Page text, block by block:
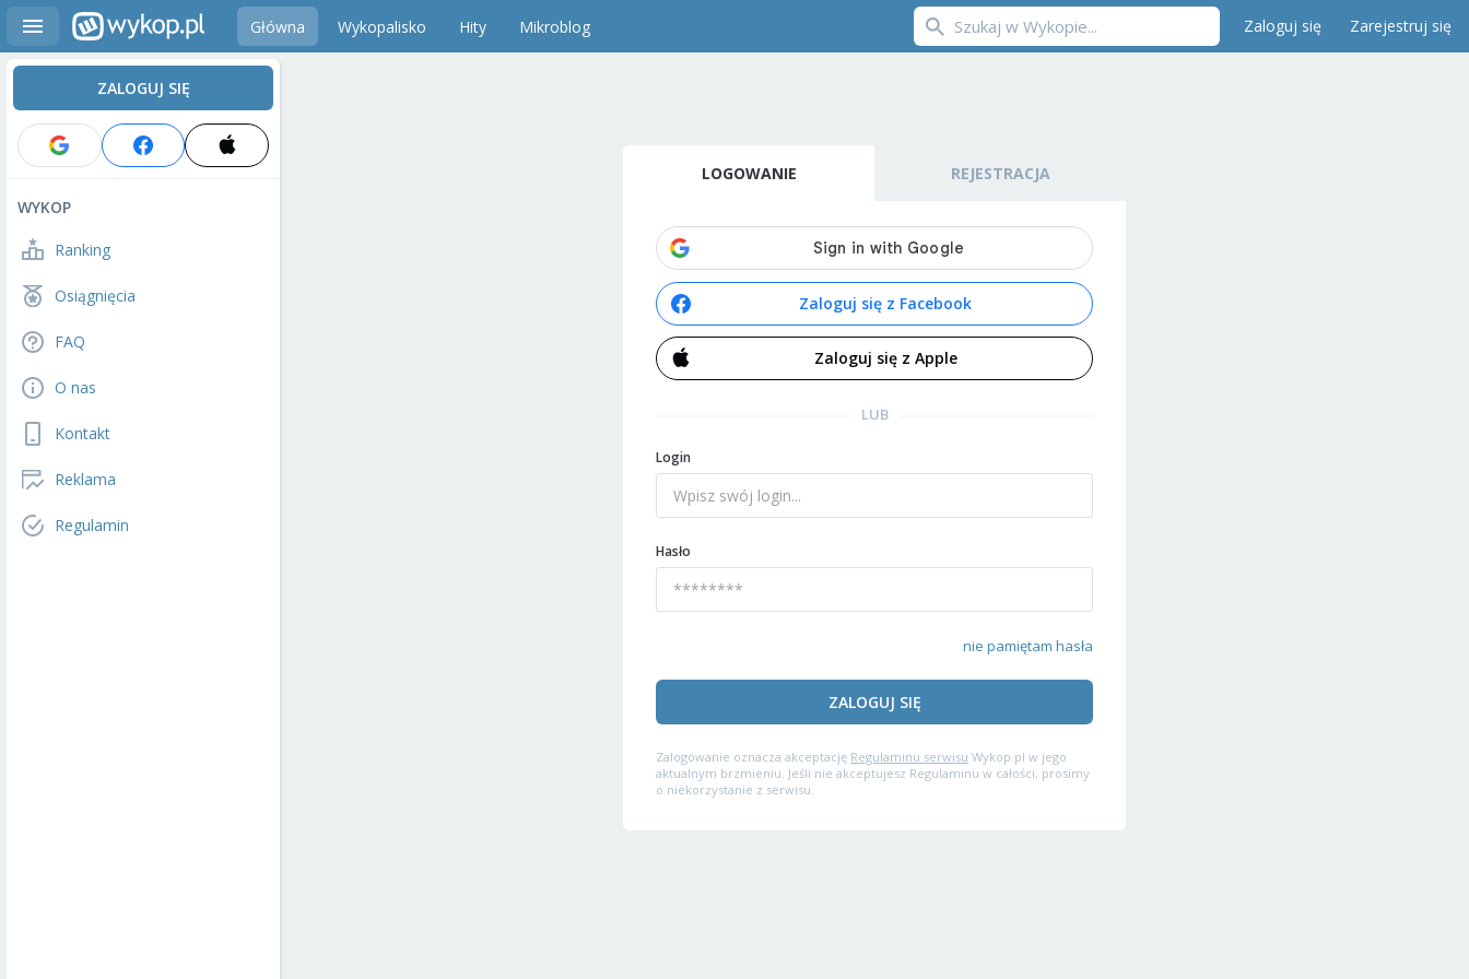
Główna Wykopalisko Hity Mikroblog Zaloguj się Zarejestruj się
ZALOGUJ SIĘ
WYKOP
Ranking
Osiągnięcia
FAQ
O nas
Kontakt
Reklama
Regulamin
LOGOWANIE REJESTRACJA
Zaloguj się z Facebook
Zaloguj się z Apple
LUB
Login
Hasło
nie pamiętam hasła
ZALOGUJ SIĘ
Zalogowanie oznacza akceptację Regulaminu serwisu Wykop.pl w jego
aktualnym brzmieniu. Jeśli nie akceptujesz Regulaminu w całości, prosimy
o niekorzystanie z serwisu.